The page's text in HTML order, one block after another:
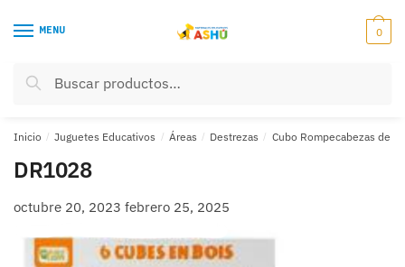
MENU
Buscar
Buscar
0
Inicio / Juguetes Educativos / Áreas / Destrezas / Cubo Rompecabezas de
DR1028
octubre 20, 2023 febrero 25, 2025